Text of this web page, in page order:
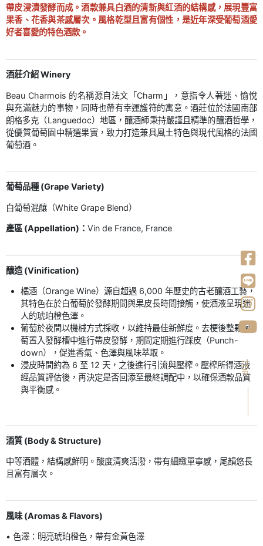
帶皮浸漬發酵而成。酒款兼具白酒的清新與紅酒的結構感，展現豐富
果香、花香與茶感層次。風格乾型且富有個性，是近年深受葡萄酒愛
好者喜愛的特色酒款。
酒莊介紹 Winery
Beau Charmois 的名稱源自法文「Charm」，意指令人著迷、愉悅
與充滿魅力的事物，同時也帶有幸運護符的寓意。酒莊位於法國南部
朗格多克（Languedoc）地區，釀酒師秉持嚴謹且精準的釀酒哲學，
從優質葡萄園中精選果實，致力打造兼具風土特色與現代風格的法國
葡萄酒。
葡萄品種 (Grape Variety)
白葡萄混釀（White Grape Blend）
產區 (Appellation)： Vin de France, France
釀造 (Vinification)
橘酒（Orange Wine）源自超過 6,000 年歷史的古老釀酒工藝，
其特色在於白葡萄於發酵期間與果皮長時間接觸，使酒液呈現迷
人的琥珀橙色澤。
葡萄於夜間以機械方式採收，以維持最佳新鮮度。去梗後整顆葡
萄置入發酵槽中進行帶皮發酵，期間定期進行踩皮（Punch-
down），促進香氣、色澤與風味萃取。
浸皮時間約為 6 至 12 天，之後進行引流與壓榨。壓榨所得酒液
經品質評估後，再決定是否回添至最終調配中，以確保酒款品質
與平衡感。
酒質 (Body & Structure)
中等酒體，結構感鮮明。酸度清爽活潑，帶有細緻單寧感，尾韻悠長
且富有層次。
風味 (Aromas & Flavors)
• 色澤：明亮琥珀橙色，帶有金黃色澤
TOP